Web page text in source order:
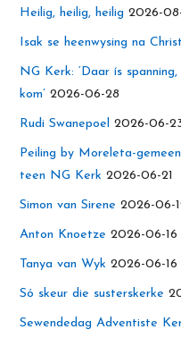
Heilig, heilig, heilig 2026-
Isak se heenwysing na
NG Kerk: ‘Daar ís
kom’ 2026-06-28
Rudi Swanepoel 2026-06-
Peiling by Moreleta-
teen NG Kerk 2026-06-21
Simon van Sirene 2026-06-
Anton Knoetze 2026-06-16
Tanya van Wyk 2026-06-16
Só skeur die susterskerke
Sewendedag Adventiste